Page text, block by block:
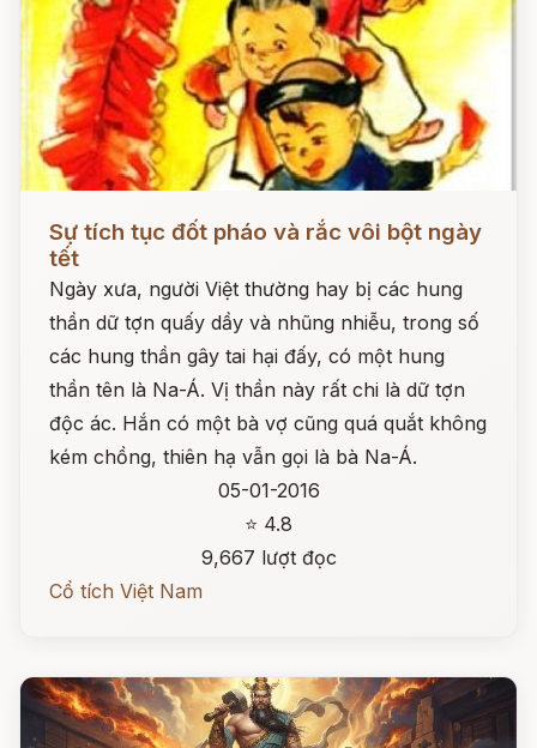
Sự tích tục đốt pháo và rắc vôi bột ngày
tết
Ngày xưa, người Việt thường hay bị các hung
thần dữ tợn quấy dầy và nhũng nhiễu, trong số
các hung thần gây tai hại đấy, có một hung
thần tên là Na-Á. Vị thần này rất chi là dữ tợn
độc ác. Hắn có một bà vợ cũng quá quắt không
kém chồng, thiên hạ vẫn gọi là bà Na-Á.
05-01-2016
⭐ 4.8
9,667 lượt đọc
Cổ tích Việt Nam